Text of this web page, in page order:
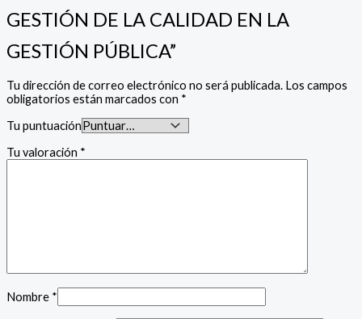
GESTIÓN DE LA CALIDAD EN LA
GESTIÓN PÚBLICA”
Tu dirección de correo electrónico no será publicada. Los campos
obligatorios están marcados con *
Tu puntuación
Tu valoración *
Nombre *